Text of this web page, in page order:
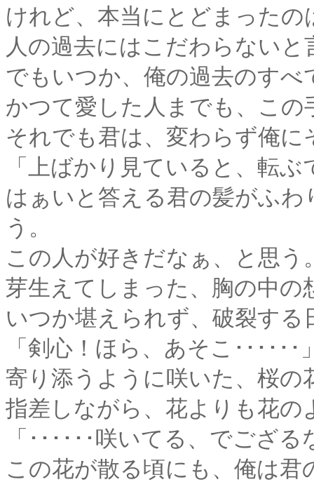
けれど、本当にとどまったの
人の過去にはこだわらない
でもいつか、俺の過去のす
かつて愛した人までも、こ
それでも君は、変わらず俺
「上ばかり見ていると、転
はぁいと答える君の髪がふ
う。
この人が好きだなぁ、と思う
芽生えてしまった、胸の中の
いつか堪えられず、破裂す
「剣心！ほら、あそこ･･････
寄り添うように咲いた、桜の
指差しながら、花よりも花の
「･･････咲いてる、でござる
この花が散る頃にも、俺は